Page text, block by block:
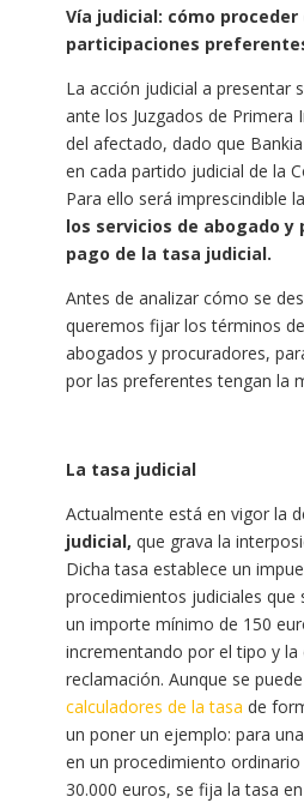
Vía judicial: cómo proceder
participaciones
La acción judicial a presentar
ante los Juzgados de Primera
del afectado, dado que
en cada partido judicial de la
Para ello será imprescindible la
los servicios de abogado y
pago de la tasa judicial.
Antes de analizar cómo se
queremos fijar los términos
abogados y procuradores,
por las preferentes tengan la
La tasa judicial
Actualmente está en vigor la
judicial, que grava la
Dicha tasa establece un
procedimientos judiciales que
un importe mínimo de 150
incrementando por el tipo y la
reclamación. Aunque se
calculadores de la tasa de
un poner un ejemplo: para
en un procedimiento
30.000 euros, se fija la tasa